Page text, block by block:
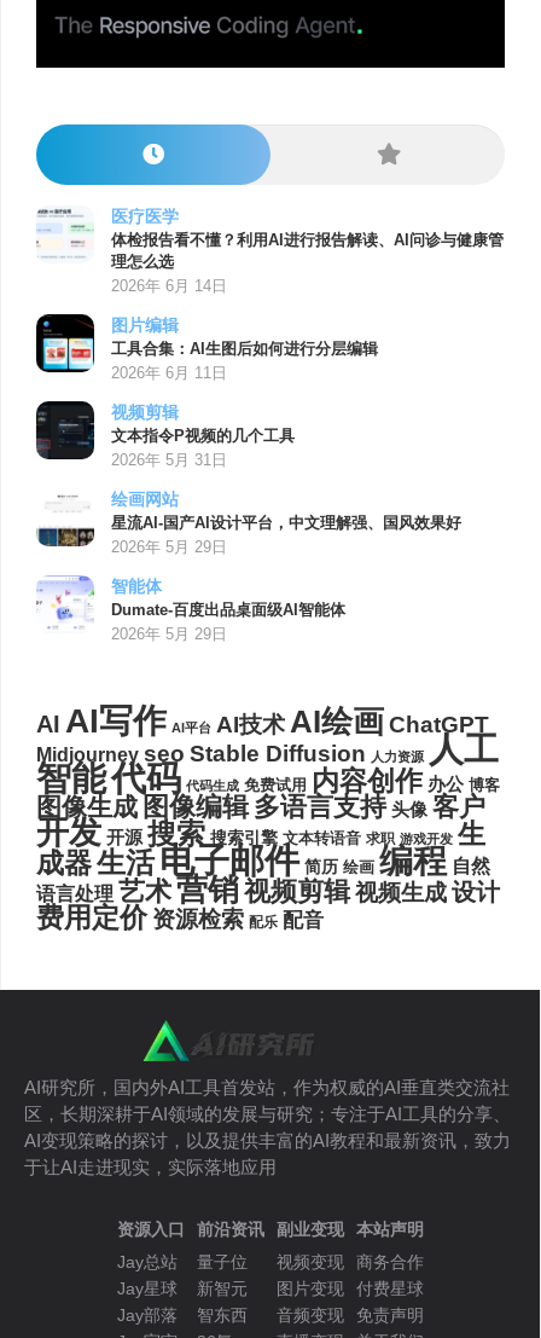
医疗医学
体检报告看不懂？利用AI进行报告解读、AI问诊与健康管
理怎么选
2026年 6月 14日
图片编辑
工具合集：AI生图后如何进行分层编辑
2026年 6月 11日
视频剪辑
文本指令P视频的几个工具
2026年 5月 31日
绘画网站
星流AI-国产AI设计平台，中文理解强、国风效果好
2026年 5月 29日
智能体
Dumate-百度出品桌面级AI智能体
2026年 5月 29日
AI AI写作 AI平台 AI技术AI绘画ChatGPT
Midjourney seo Stable Diffusion 人力资源 人工
智能代码 代码生成 免费试用 内容创作 办公 博客
图像生成 图像编辑 多语言支持 头像 客户
开发 开源 搜索 搜索引擎 文本转语音 求职 游戏开发 生
成器生活电子邮件 简历 绘画 编程 自然
语言处理 艺术营销视频剪辑视频生成设计
费用定价 资源检索 配乐 配音
AI研究所，国内外AI工具首发站，作为权威的AI垂直类交流社
区，长期深耕于AI领域的发展与研究；专注于AI工具的分享、
AI变现策略的探讨，以及提供丰富的AI教程和最新资讯，致力
于让AI走进现实，实际落地应用
资源入口
Jay总站
Jay星球
Jay部落
前沿资讯
量子位
新智元
智东西
副业变现
视频变现
图片变现
音频变现
本站声明
商务合作
付费星球
免责声明